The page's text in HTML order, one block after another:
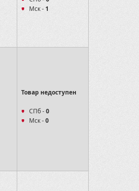
Мск -1
Товар недоступен
СПб -0
Мск -0